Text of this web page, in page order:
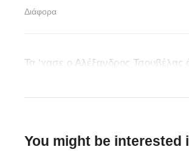
Διάφορα
Τα ‘χασε ο Αλέξανδρος Τσουβέλας
You might be interested